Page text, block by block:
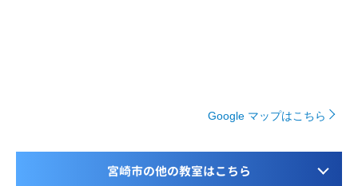
Google マップはこちら
宮崎市の他の教室はこちら